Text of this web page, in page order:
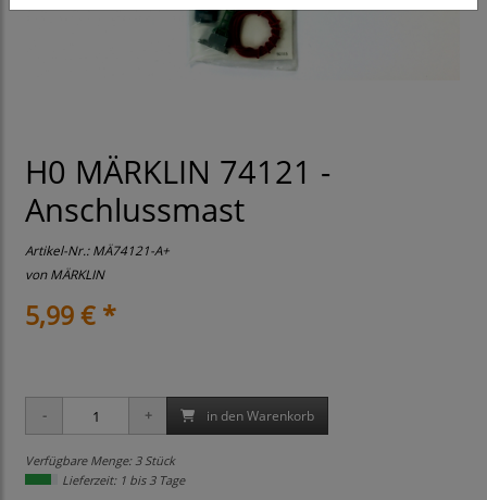
H0 MÄRKLIN 74121 -
Anschlussmast
Artikel-Nr.:MÄ74121-A+
vonMÄRKLIN
5,99 € *
in den Warenkorb
Verfügbare Menge: 3 Stück
Lieferzeit: 1 bis 3 Tage